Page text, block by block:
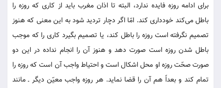
براى ادامه روزه فايده ندارد، البته تا اذان مغرب بايد از کارى که روزه را
باطل مى‌کند خوددارى کند. امّا اگر دچار ترديد شود به اين معنى که هنوز
تصميم نگرفته است روزه را باطل کند، يا تصميم بگيرد کارى را که موجب
باطل شدن روزه است صورت دهد و هنوز آن را انجام نداده در اين دو
صورت صحّت‏ روزه او محل اشکال است و احتياط واجب آن است که روزه را
تمام کند و بعداً هم آن را قضا نمايد. هر روزه واجب معيّن ديگر ـ مانند